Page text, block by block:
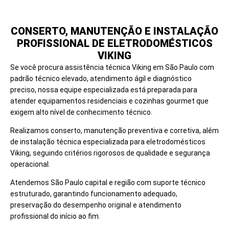
CONSERTO, MANUTENÇÃO E INSTALAÇÃO
PROFISSIONAL DE ELETRODOMÉSTICOS
VIKING
Se você procura assistência técnica Viking em São Paulo com
padrão técnico elevado, atendimento ágil e diagnóstico
preciso, nossa equipe especializada está preparada para
atender equipamentos residenciais e cozinhas gourmet que
exigem alto nível de conhecimento técnico.
Realizamos conserto, manutenção preventiva e corretiva, além
de instalação técnica especializada para eletrodomésticos
Viking, seguindo critérios rigorosos de qualidade e segurança
operacional.
Atendemos São Paulo capital e região com suporte técnico
estruturado, garantindo funcionamento adequado,
preservação do desempenho original e atendimento
profissional do início ao fim.